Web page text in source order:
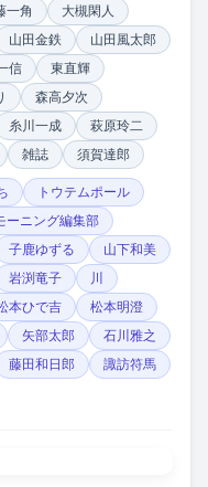
一角
大槻閑人
山田金鉄
山田風太郎
信
東直輝
森高夕次
糸川一成
萩原玲二
雑誌 須賀達郎
トウテムポール
ーニング編集部
子鹿ゆずる
山下和美
岩渕竜子
川
本ひで吉
松本明澄
矢部太郎
石川雅之
藤田和日郎
諏訪符馬